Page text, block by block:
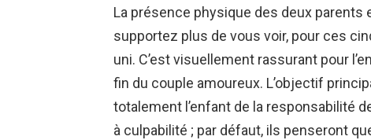
La présence physique des deux parents
supportez plus de vous voir, pour ces
uni. C’est visuellement rassurant pour
fin du couple amoureux. L’objectif
totalement l’enfant de la responsabilité
à culpabilité ; par défaut, ils penseront